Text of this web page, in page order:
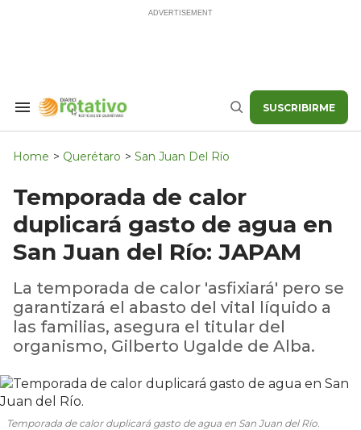
Search
Navigation
Buscar SUSCRIBIRME
Home > Querétaro > San Juan Del Río
Temporada de calor
duplicará gasto de agua en
San Juan del Río: JAPAM
La temporada de calor 'asfixiará' pero se
garantizará el abasto del vital líquido a
las familias, asegura el titular del
organismo, Gilberto Ugalde de Alba.
Temporada de calor duplicará gasto de agua en San Juan del Río.